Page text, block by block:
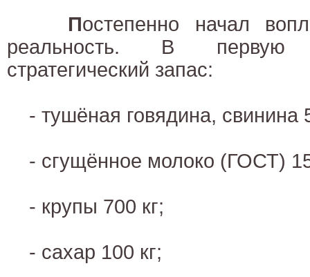
Постепенно начал
реальность. В первую
стратегический запас:
- тушёная говядина, свинина
- сгущённое молоко (ГОСТ)
- крупы 700 кг;
- сахар 100 кг;